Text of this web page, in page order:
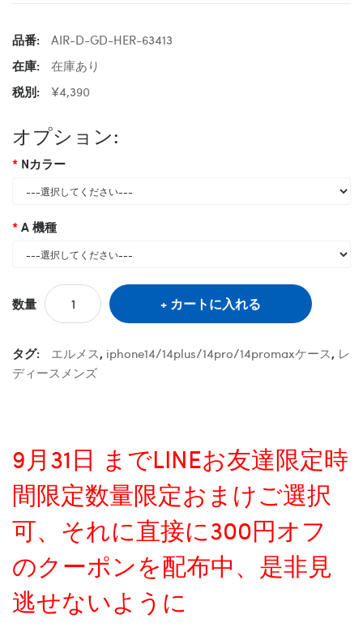
品番:
AIR-D-GD-HER-63413
在庫:
在庫あり
税別:
¥4,390
オプション:
Nカラー
A 機種
数量 カートに入れる
タグ: エルメス, iphone14/14plus/14pro/14promaxケース, レ
ディースメンズ
9月31日 までLINEお友達限定時
間限定数量限定おまけご選択
可、それに直接に300円オフ
のクーポンを配布中、是非見
逃せないように